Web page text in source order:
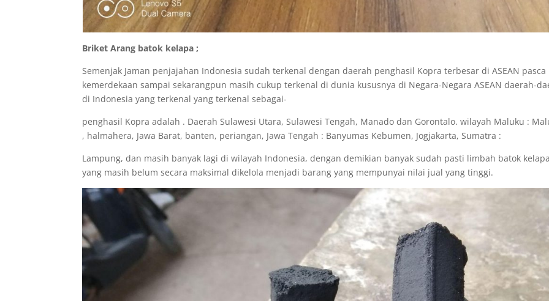
Briket Arang batok kelapa ;
Semenjak Jaman penjajahan Indonesia sudah terkenal dengan daerah penghasil Kopra terbesar di ASEAN pasca
kemerdekaan sampai sekarangpun masih cukup terkenal di dunia kususnya di Negara-Negara ASEAN daerah-
di Indonesia yang terkenal yang terkenal sebagai-
penghasil Kopra adalah . Daerah Sulawesi Utara, Sulawesi Tengah, Manado dan Gorontalo. wilayah Maluku :
, halmahera, Jawa Barat, banten, periangan, Jawa Tengah : Banyumas Kebumen, Jogjakarta, Sumatra :
Lampung, dan masih banyak lagi di wilayah Indonesia, dengan demikian banyak sudah pasti limbah batok
yang masih belum secara maksimal dikelola menjadi barang yang mempunyai nilai jual yang tinggi.